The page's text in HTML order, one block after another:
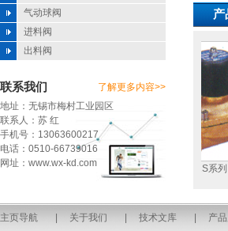
气动球阀
进料阀
出料阀
联系我们
了解更多内容>>
地址：无锡市梅村工业园区
联系人：苏 红
手机号：13063600217
电话：0510-66739016
网址：www.wx-kd.com
产
系列薄型气缸 2S系列
主页导航 关于我们 技术文库 产